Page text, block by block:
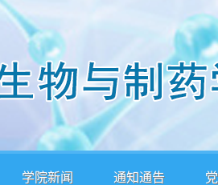
学院新闻 通知通告